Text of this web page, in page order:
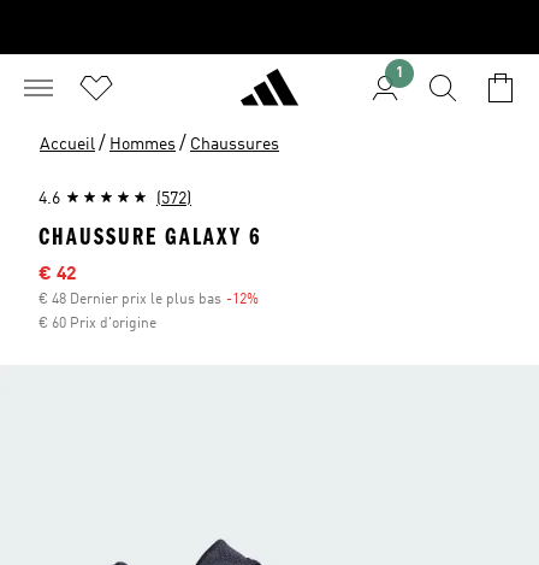
1
Accueil / Hommes / Chaussures
4.6 (572)
CHAUSSURE GALAXY 6
Sale price
€ 42
€ 48 Dernier prix le plus bas -12%
€ 60 Prix d'origine